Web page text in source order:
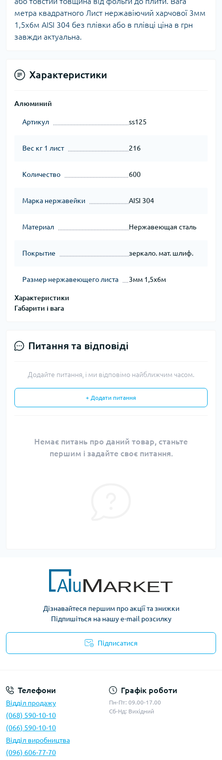
метра квадратного Лист нержавіючий харчової 3мм
1,5х6м AISI 304 без плівки або в плівці ціна в грн
завжди актуальна.
Характеристики
Алюминий
Артикул ss125
Вес кг 1 лист 216
Количество 600
Марка нержавейки AISI 304
Материал Нержавеющая сталь
Покрытие зеркало. мат. шлиф.
Размер нержавеющего листа 3мм 1,5х6м
Характеристики
Габарити і вага
Питання та відповіді
Додайте питання, і ми відповімо найближчим часом.
+ Додати питання
Немає питань про даний товар, станьте
першим і задайте своє питання.
Дізнавайтеся першим про акції та знижки
Підпишіться на нашу e-mail розсилку
Підписатися
Телефони
Відділ продажу
(068) 590-10-10
(066) 590-10-10
Відділ виробництва
(096) 606-77-70
Графік роботи
Пн-Пт: 09.00-17.00
Сб-Нд: Вихідний